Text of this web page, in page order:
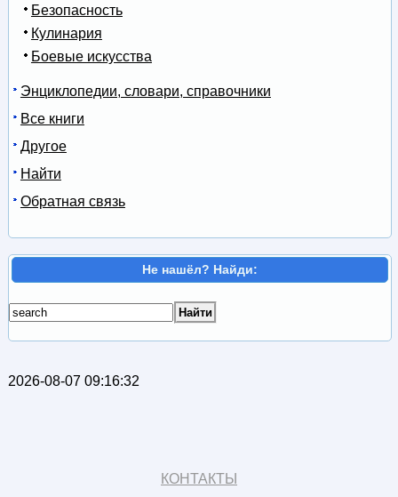
Безопасность
Кулинария
Боевые искусства
Энциклопедии, словари, справочники
Все книги
Другое
Найти
Обратная связь
Не нашёл? Найди:
2026-08-07 09:16:32
КОНТАКТЫ